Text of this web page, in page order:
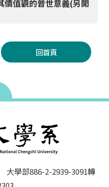
價值觀的普世意義(另開
回首頁
大學部886-2-2939-3091轉